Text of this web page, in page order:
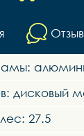
дисковый
27.5